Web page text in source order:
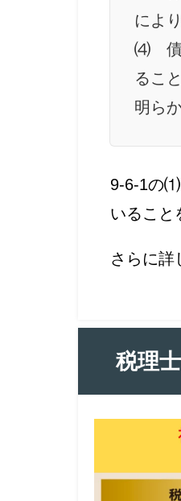
によ
⑷ 債
るこ
明ら
9-6-1の⑴
いること
さらに詳
税理